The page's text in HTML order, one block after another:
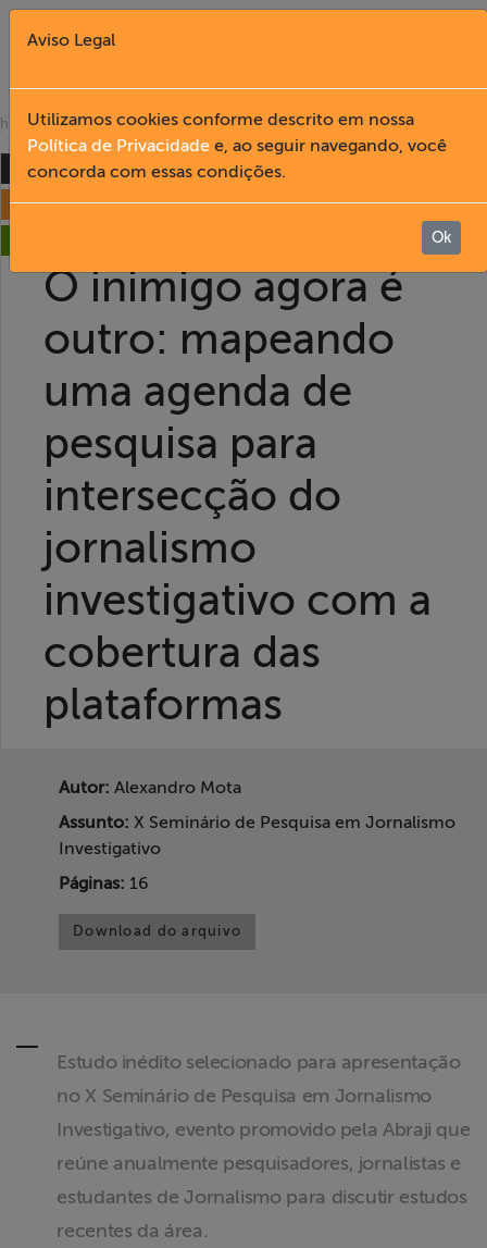
Fechar X
English
Institucional
Formação
Informação
Liberdade de
Expressão
Projetos
Proteção Legal
Homenageados
Notícias
Associe-se
>> Conteúdo
associados
Assine a nossa
newsletter
home»publicações
formação
liberdade de expressão
O inimigo agora é
outro: mapeando
uma agenda de
pesquisa para
intersecção do
jornalismo
investigativo com a
cobertura das
plataformas
Autor: Alexandro Mota
Assunto: X Seminário de Pesquisa em Jornalismo
Investigativo
Páginas: 16
Download do arquivo
Estudo inédito selecionado para apresentação
no X Seminário de Pesquisa em Jornalismo
Investigativo, evento promovido pela Abraji que
reúne anualmente pesquisadores, jornalistas e
estudantes de Jornalismo para discutir estudos
recentes da área.
Aviso Legal
Utilizamos cookies conforme descrito em nossa
Política de Privacidade e, ao seguir navegando, você
concorda com essas condições.
Ok